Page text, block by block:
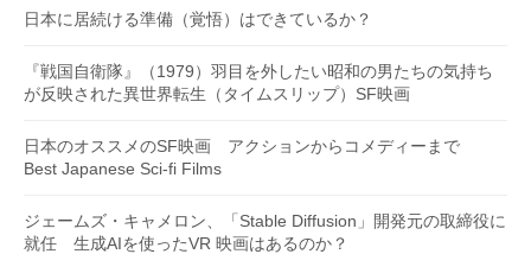
日本に居続ける準備（覚悟）はできているか？
『戦国自衛隊』（1979）羽目を外したい昭和の男たちの気持ち
が反映された異世界転生（タイムスリップ）SF映画
日本のオススメのSF映画 アクションからコメディーまで
Best Japanese Sci-fi Films
ジェームズ・キャメロン、「Stable Diffusion」開発元の取締役に
就任 生成AIを使ったVR 映画はあるのか？